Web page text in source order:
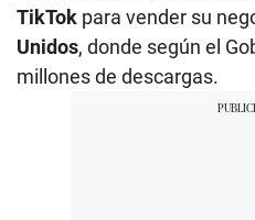
TikTok para vender su
Unidos, donde según el
millones de descargas.